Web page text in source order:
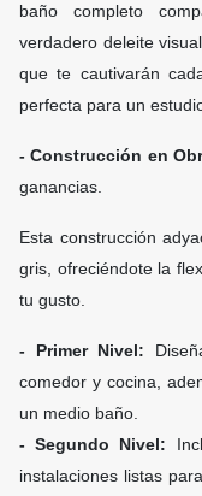
baño completo
verdadero deleite
que te cautivarán
perfecta para un
- Construcción en
ganancias.
Esta construcción
gris, ofreciéndote la
tu gusto.
- Primer Nivel:
comedor y cocina,
un medio baño.
- Segundo Nivel:
instalaciones listas